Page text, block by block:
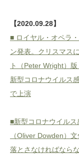
【2020.09.28】
■ ロイヤル・オペラ
ン発表。クリスマス
ト（Peter Wright）
新型コロナウイルス
で上演
■新型コロナウイル
（Oliver Dowden）
落とさなければなら